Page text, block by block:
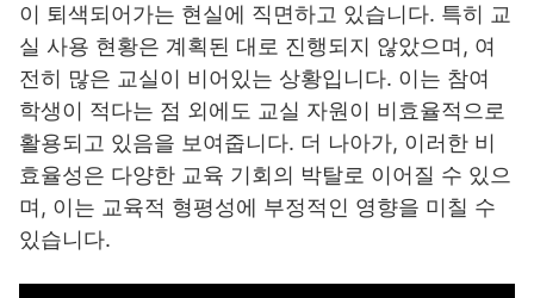
이 퇴색되어가는 현실에 직면하고 있습니다. 특히 교
실 사용 현황은 계획된 대로 진행되지 않았으며, 여
전히 많은 교실이 비어있는 상황입니다. 이는 참여
학생이 적다는 점 외에도 교실 자원이 비효율적으로
활용되고 있음을 보여줍니다. 더 나아가, 이러한 비
효율성은 다양한 교육 기회의 박탈로 이어질 수 있으
며, 이는 교육적 형평성에 부정적인 영향을 미칠 수
있습니다.